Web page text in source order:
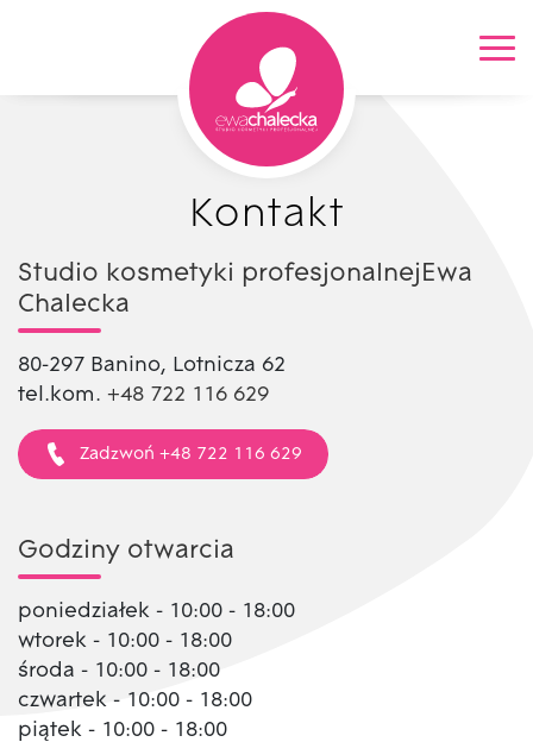
Kontakt
Kontakt
Studio kosmetyki profesjonalnej Ewa
Chalecka
80-297 Banino, Lotnicza 62
tel.kom. +48 722 116 629
Zadzwoń +48 722 116 629
Godziny otwarcia
poniedziałek - 10:00 - 18:00
wtorek - 10:00 - 18:00
środa - 10:00 - 18:00
czwartek - 10:00 - 18:00
piątek - 10:00 - 18:00